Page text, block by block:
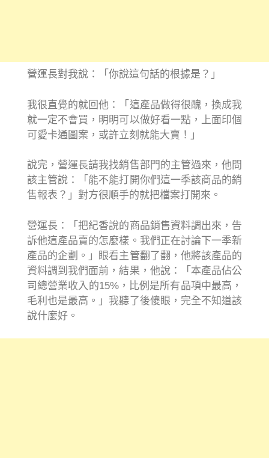
營運長對我說：「你說這句話的根據是？」
我很直覺的就回他：「這產品做得很醜，換成我
就一定不會買，明明可以做好看一點，上面印個
可愛卡通圖案，或許立刻就能大賣！」
說完，營運長請我找銷售部門的主管過來，他問
該主管說：「能不能打開你們這一季該商品的銷
售報表？」對方很順手的就把檔案打開來。
營運長：「把紀香說的商品銷售資料調出來，告
訴他這產品賣的怎麼樣。我們正在討論下一季新
產品的企劃。」眼看主管翻了翻，他將該產品的
資料調到我們面前，結果，他說：「本產品佔公
司總營業收入的15%，比例是所有品項中最高，
毛利也是最高。」我聽了後傻眼，完全不知道該
說什麼好。